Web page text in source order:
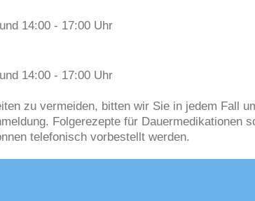
14:00 - 17:00 Uhr
14:00 - 17:00 Uhr
zu vermeiden, bitten wir Sie in jedem Fall
Folgerezepte für Dauermedikationen
telefonisch vorbestellt werden.